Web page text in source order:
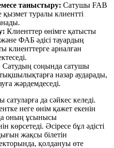
таныстыру: Сатушы FAB
туралы клиентті
Клиенттер өнімге қатысты
ФАБ әдісі тауардың
клиенттерге арналған
Сатудың соңында сатушы
назар аударады,
жәрдемдеседі.
да сәйкес келеді.
неге өнім қажет екенін
оның ұсынысы
көрсетеді. Әсіресе бұл әдісті
жақсы білетін
қолдануы өте